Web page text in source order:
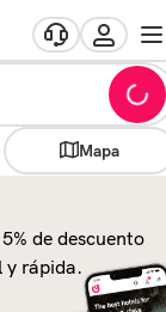
Mapa
de descuento
y rápida.